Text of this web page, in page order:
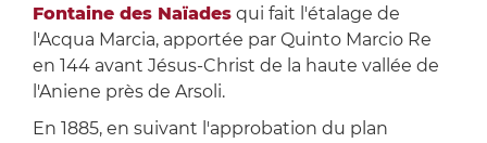
Fontaine des Naïadesqui fait l'étalage de
l'Acqua Marcia, apportée par Quinto Marcio Re
en 144 avant Jésus-Christ de la haute vallée de
l'Aniene près de Arsoli.
En 1885, en suivant l'approbation du plan